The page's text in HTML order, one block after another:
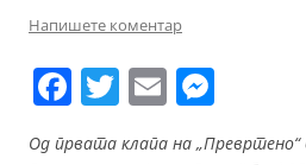
Напишете коментар
F T E
e
Од првата клапа на „Превртено“